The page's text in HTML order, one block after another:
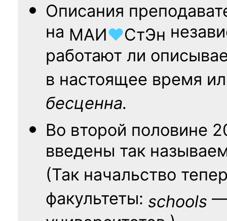
Описания
на МАИ♥СтЭн
работают ли
в настоящее время
бесценна.
Во второй половине
введены так
(Так начальство
факультеты: schools —